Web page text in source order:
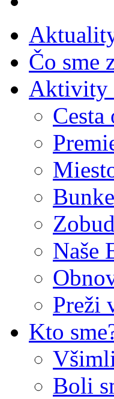
Čo sme
Aktivity
Cesta
Naše
Preži
Kto
Boli